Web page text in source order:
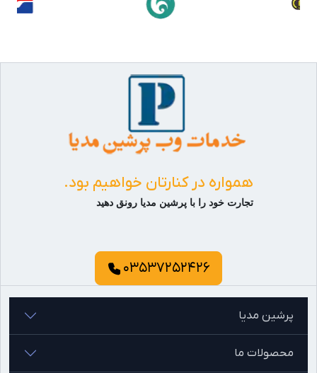
همواره در کنارتان خواهیم بود.
تجارت خود را با پرشین مدیا رونق دهید
03537252426
پرشین مدیا
محصولات ما